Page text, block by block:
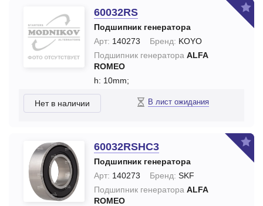
60032RS
Подшипник генератора
Арт: 140273 Бренд: KOYO
Подшипник генератора ALFA
ROMEO
h: 10mm;
Нет в наличии В лист ожидания
60032RSHC3
Подшипник генератора
Арт: 140273 Бренд: SKF
Подшипник генератора ALFA
ROMEO